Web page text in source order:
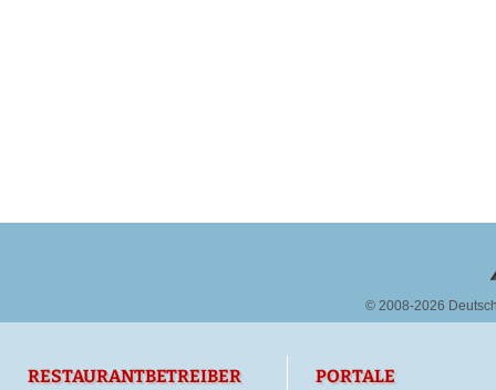
© 2008-2026
RESTAURANTBETREIBER PORTALE